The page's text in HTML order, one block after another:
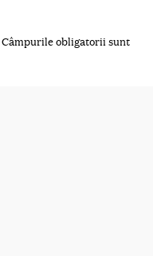
Câmpurile obligatorii sunt